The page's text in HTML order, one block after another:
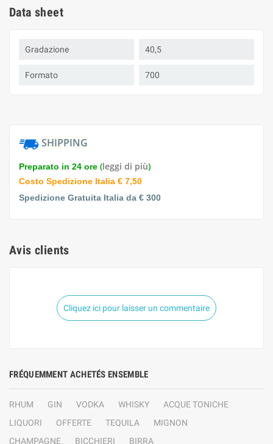
Data sheet
Gradazione 40,5
Formato 700
SHIPPING
Preparato in 24 ore (leggi di più)
Costo Spedizione Italia € 7,50
Spedizione Gratuita Italia da € 300
Avis clients
Cliquez ici pour laisser un commentaire
FRÉQUEMMENT ACHETÉS ENSEMBLE
RHUM GIN VODKA WHISKY
ACQUE TONICHE
LIQUORI
OFFERTE TEQUILA
MIGNON
CHAMPAGNE
BICCHIERI BIRRA